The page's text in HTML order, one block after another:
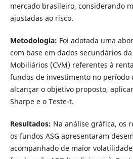
mercado brasileiro, considerando
ajustadas ao risco.
Metodologia: Foi adotada uma
com base em dados secundários
Mobiliários (CVM) referentes à
fundos de investimento no período
alcançar o objetivo proposto,
Sharpe e o Teste-t.
Resultados: Na análise gráfica, os
os fundos ASG apresentaram
acompanhado de maior